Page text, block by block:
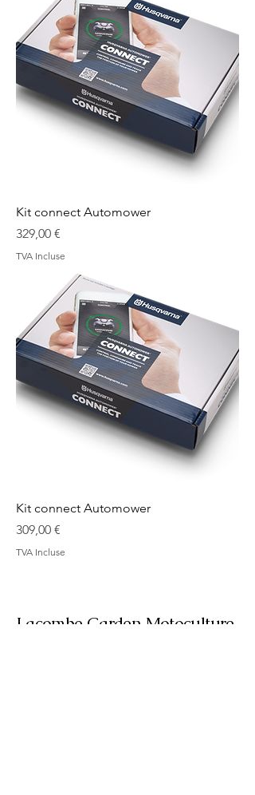
Kit connect Automower
Prix
329,00 €
TVA Incluse
Kit connect Automower
Prix
309,00 €
TVA Incluse
Lacombe Garden Motoculture